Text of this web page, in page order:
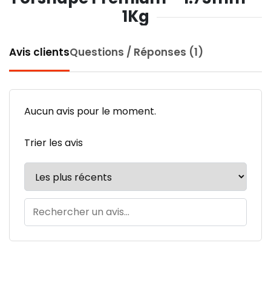
1Kg
Avis clientsQuestions / Réponses (1)
Aucun avis pour le moment.
Trier les avis